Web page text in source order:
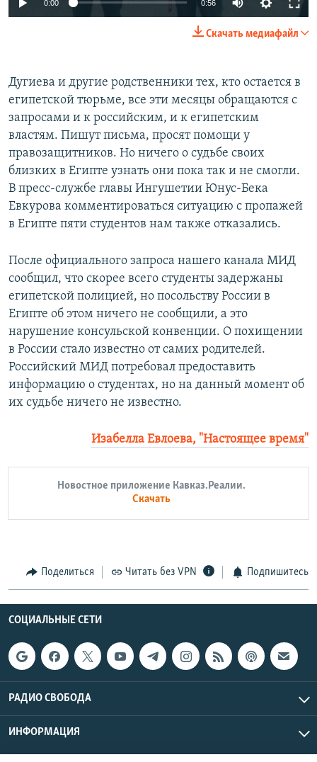
0:00 0:56
Скачать медиафайл
Дугиева и другие родственники тех, кто остается в
египетской тюрьме, все эти месяцы обращаются с
запросами и к российским, и к египетским
властям. Пишут письма, просят помощи у
правозащитников. Но ничего о судьбе своих
близких в Египте узнать они пока так и не смогли.
В пресс-службе главы Ингушетии Юнус-Бека
Евкурова комментироваться ситуацию с пропажей
в Египте пяти студентов нам также отказались.
После официального запроса нашего канала МИД
сообщил, что скорее всего студенты задержаны
египетской полицией, но посольству России в
Египте об этом ничего не сообщили, а это
нарушение консульской конвенции. О похищении
в России стало известно от самих родителей.
Российский МИД потребовал предоставить
информацию о студентах, но на данный момент об
их судьбе ничего не известно.
Изабелла Евлоева, "Настоящее время"
Новостное приложение Кавказ.Реалии.
Скачать
Поделиться Читать без VPN Подпишитесь
СОЦИАЛЬНЫЕ СЕТИ
РАДИО СВОБОДА
ИНФОРМАЦИЯ